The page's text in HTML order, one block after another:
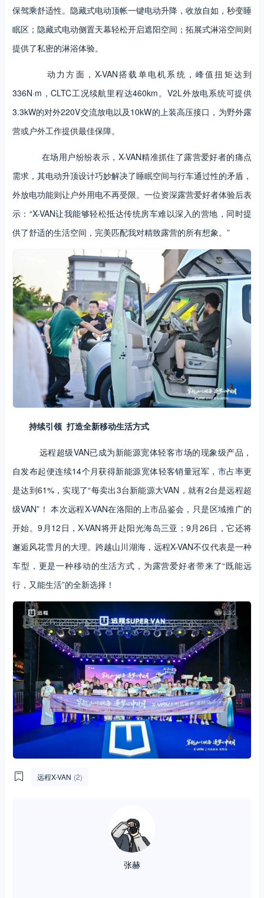
保驾乘舒适性。隐藏式电动顶帐一键电动升降，收放自如，秒变睡
眠区；隐藏式电动侧置天幕轻松开启遮阳空间；拓展式淋浴空间则
提供了私密的淋浴体验。
动力方面，X-VAN搭载单电机系统，峰值扭矩达到
336N·m，CLTC工况续航里程达460km。V2L外放电系统可提供
3.3kW的对外220V交流放电以及10kW的上装高压接口，为野外露
营或户外工作提供最佳保障。
在场用户纷纷表示，X-VAN精准抓住了露营爱好者的痛点
需求，其电动升顶设计巧妙解决了睡眠空间与行车通过性的矛盾，
外放电功能则让户外用电不再受限。一位资深露营爱好者体验后表
示：“X-VAN让我能够轻松抵达传统房车难以深入的营地，同时提
供了舒适的生活空间，完美匹配我对精致露营的所有想象。”
持续引领 打造全新移动生活方式
远程超级VAN已成为新能源宽体轻客市场的现象级产品，
自发布起便连续14个月获得新能源宽体轻客销量冠军，市占率更
是达到61%，实现了“每卖出3台新能源大VAN，就有2台是远程超
级VAN”！ 本次远程X-VAN在洛阳的上市品鉴会，只是区域推广的
开始。9月12日，X-VAN将开赴阳光海岛三亚；9月26日，它还将
邂逅风花雪月的大理。跨越山川湖海，远程X-VAN不仅代表是一种
车型，更是一种移动的生活方式，为露营爱好者带来了“既能远
行，又能生活”的全新选择！
远程X-VAN (2)
张赫